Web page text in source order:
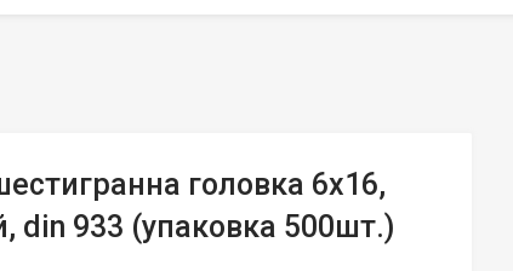
головка 6х16,
din 933 (упаковка 500шт.)